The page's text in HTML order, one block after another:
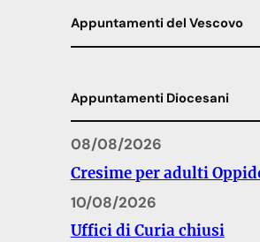
Appuntamenti del Vescovo
Appuntamenti Diocesani
08/08/2026
Cresime per adulti
10/08/2026
Uffici di Curia chiusi